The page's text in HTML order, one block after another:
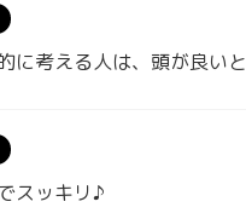
に考える人は、頭が良い
スッキリ♪